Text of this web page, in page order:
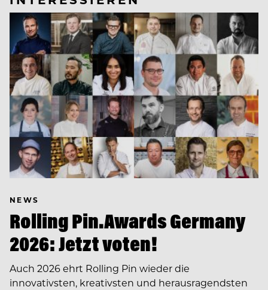
NEWS
Rolling Pin.Awards Germany
2026: Jetzt voten!
Auch 2026 ehrt Rolling Pin wieder die
innovativsten, kreativsten und herausragendsten